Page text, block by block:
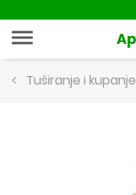
Tuširanje i kupanje